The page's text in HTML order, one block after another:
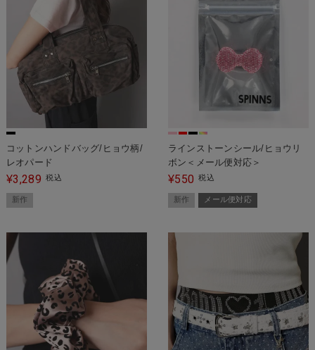
コットンハンドバッグ/ヒョウ柄/
レオパード
¥3,289 税込
新作
ラインストーンシール/ヒョウリ
ボン＜メール便対応＞
¥550 税込
新作 メール便対応